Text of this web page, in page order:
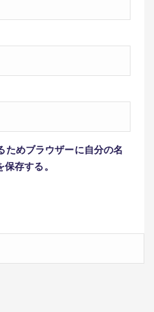
ためブラウザーに自分の名
存する。